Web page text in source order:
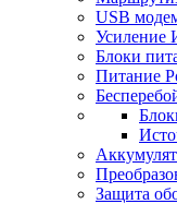
USB
Усиление
Блоки
Питание
Защита